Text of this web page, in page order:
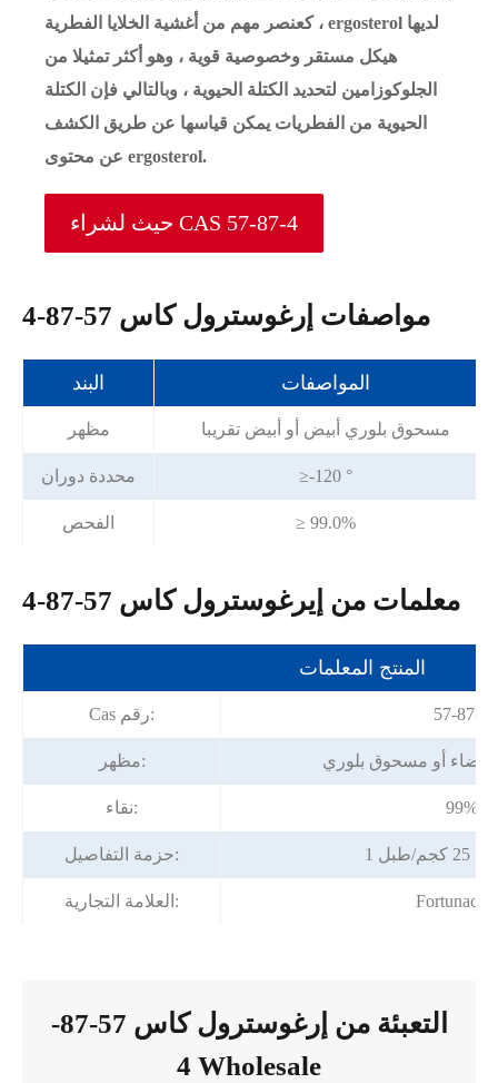
كعنصر مهم من أغشية الخلايا الفطرية ، ergosterol لديها
هيكل مستقر وخصوصية قوية ، وهو أكثر تمثيلا من
الجلوكوزامين لتحديد الكتلة الحيوية ، وبالتالي فإن الكتلة
الحيوية من الفطريات يمكن قياسها عن طريق الكشف
عن محتوى ergosterol.
حيث لشراء CAS 57-87-4
مواصفات إرغوسترول كاس 57-87-4
البند المواصفات
مظهر مسحوق بلوري أبيض أو أبيض تقريبا
محددة دوران ≥-120 °
الفحص ≥ 99.0%
معلمات من إيرغوسترول كاس 57-87-4
المنتج المعلمات
Cas رقم: 57-87-4
مظهر: بيضاء أو مسحوق بلوري
نقاء: 99%
حزمة التفاصيل:
العلامة التجارية:
التعبئة من إرغوسترول كاس 57-87-
4 Wholesale